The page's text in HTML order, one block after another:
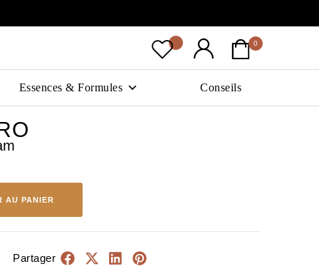
0
Essences & Formules Conseils
AU PANIER
Partager